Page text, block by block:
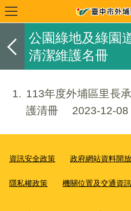
公園綠地及綠園
清潔維護名冊
1
113年度外埔區里長
護清冊
2023-12-08
資訊安全政策 政府網站資料開
隱私權政策 機關位置及交通資訊